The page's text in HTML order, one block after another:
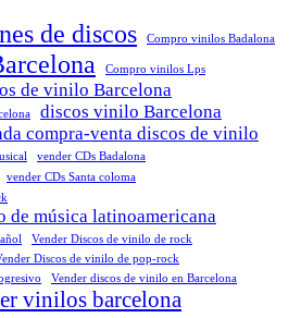
de discos Compro vinilos Badalona
Compro vinilos Lps
de vinilo Barcelona
discos vinilo Barcelona
compra-venta discos de vinilo
vender CDs Badalona
vender CDs Santa coloma
de música latinoamericana
Vender Discos de vinilo de rock
Discos de vinilo de pop-rock
Vender discos de vinilo en Barcelona
vinilos barcelona